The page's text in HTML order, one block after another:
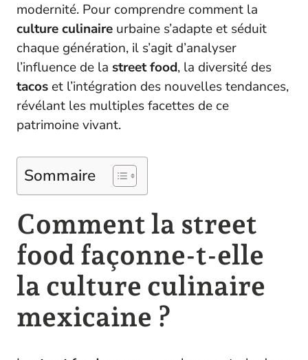
modernité. Pour comprendre comment la
culture culinaire urbaine s’adapte et séduit
chaque génération, il s’agit d’analyser
l’influence de la street food, la diversité des
tacos et l’intégration des nouvelles tendances,
révélant les multiples facettes de ce
patrimoine vivant.
Sommaire
Comment la street
food façonne-t-elle
la culture culinaire
mexicaine ?